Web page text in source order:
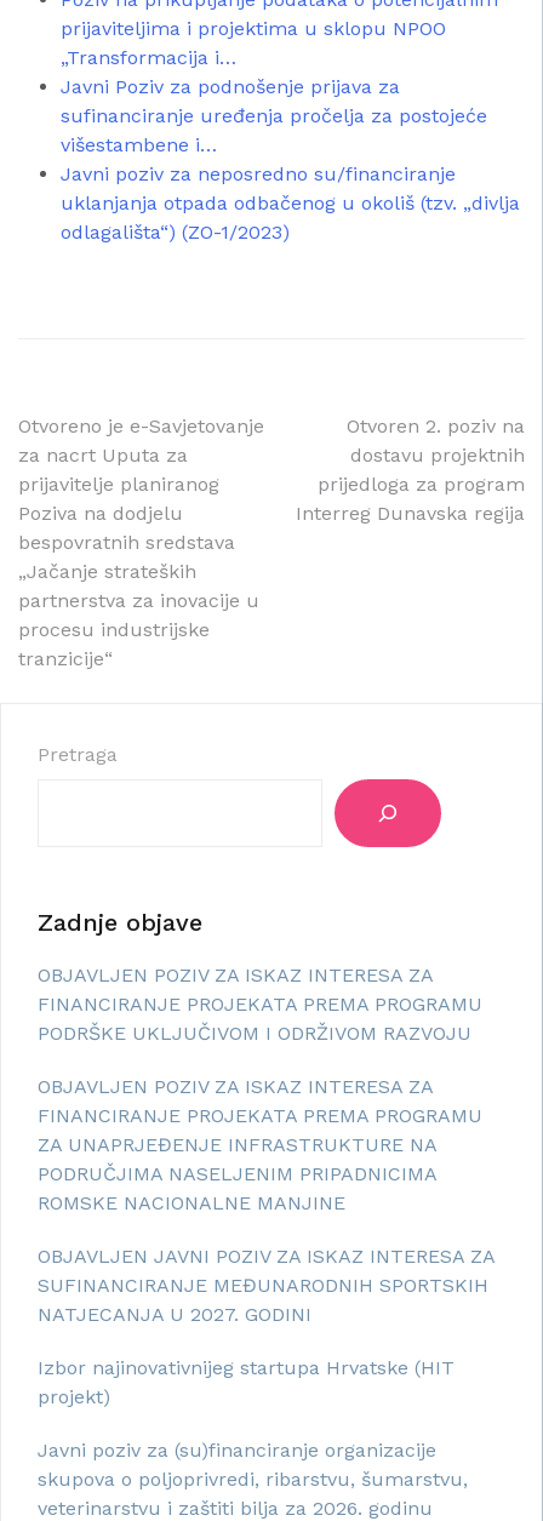
prijaviteljima i projektima u sklopu NPOO
„Transformacija i…
Javni Poziv za podnošenje prijava za
sufinanciranje uređenja pročelja za postojeće
višestambene i…
Javni poziv za neposredno su/financiranje
uklanjanja otpada odbačenog u okoliš (tzv. „divlja
odlagališta“) (ZO-1/2023)
Navigacija
objava
Otvoreno je e-Savjetovanje
za nacrt Uputa za
prijavitelje planiranog
Poziva na dodjelu
bespovratnih sredstava
„Jačanje strateških
partnerstva za inovacije u
procesu industrijske
tranzicije“
Otvoren 2. poziv na
dostavu projektnih
prijedloga za program
Interreg Dunavska regija
Pretraga
Zadnje objave
OBJAVLJEN POZIV ZA ISKAZ INTERESA ZA
FINANCIRANJE PROJEKATA PREMA PROGRAMU
PODRŠKE UKLJUČIVOM I ODRŽIVOM RAZVOJU
OBJAVLJEN POZIV ZA ISKAZ INTERESA ZA
FINANCIRANJE PROJEKATA PREMA PROGRAMU
ZA UNAPRJEĐENJE INFRASTRUKTURE NA
PODRUČJIMA NASELJENIM PRIPADNICIMA
ROMSKE NACIONALNE MANJINE
OBJAVLJEN JAVNI POZIV ZA ISKAZ INTERESA ZA
SUFINANCIRANJE MEĐUNARODNIH SPORTSKIH
NATJECANJA U 2027. GODINI
Izbor najinovativnijeg startupa Hrvatske (HIT
projekt)
Javni poziv za (su)financiranje organizacije
skupova o poljoprivredi, ribarstvu, šumarstvu,
veterinarstvu i zaštiti bilja za 2026. godinu